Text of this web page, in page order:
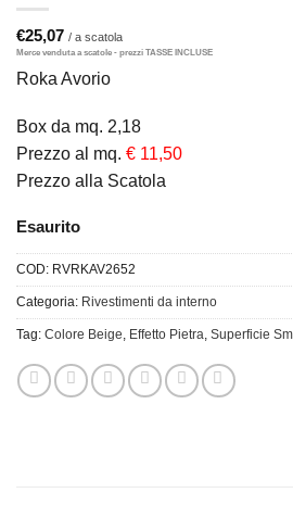
€25,07
Roka Avorio
Box da mq. 2,18
Prezzo al mq. € 11,50
Prezzo alla Scatola
Esaurito
COD: RVRKAV2652
Categoria: Rivestimenti da interno
Tag: Colore Beige Effetto Pietra Superficie